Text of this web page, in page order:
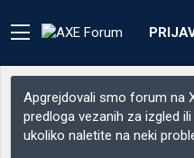
Apgrejdovali smo forum na
predloga vezanih za izgled
ukoliko naletite na neki